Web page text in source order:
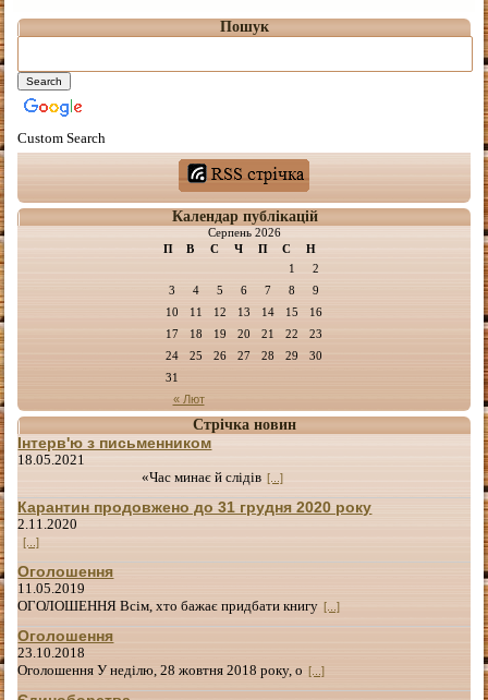
Пошук
Custom Search
Календар публікацій
Серпень 2026
П
В С Ч П С Н
« Лют
1
2
3
4 5 6 7 8
9
10
11 12 13 14 15
16
17
18 19 20 21 22
23
24
25 26 27 28 29
30
31
Стрічка новин
Інтерв'ю з письменником
18.05.2021
«Час минає й слідів [...]
Карантин продовжено до 31 грудня 2020 року
2.11.2020
[...]
Оголошення
11.05.2019
ОГОЛОШЕННЯ Всім, хто бажає придбати книгу [...]
Оголошення
23.10.2018
Оголошення У неділю, 28 жовтня 2018 року, о [...]